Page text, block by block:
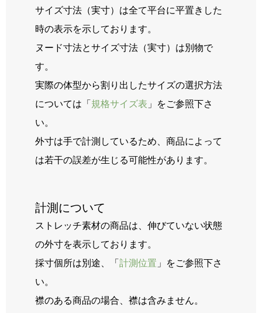
サイズ寸法（実寸）は全て平台に平置きした
時の表示を示しております。
ヌード寸法とサイズ寸法（実寸）は別物で
す。
実際の体型から割り出したサイズの選択方法
については「 規格サイズ表 」をご参照下さ
い。
外寸は手で計測しているため、商品によって
は若干の誤差が生じる可能性があります。
計測について
ストレッチ素材の商品は、伸びていない状態
の外寸を表示しております。
採寸個所は別途、「 計測位置 」をご参照下さ
い。
襟のある商品の場合、襟は含みません。